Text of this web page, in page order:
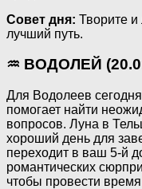
Совет дня: Творите
лучший путь.
♒ ВОДОЛЕЙ
Для Водолеев
помогает найти
вопросов. Луна в
хороший день для
переходит в ваш 5-й
романтических
чтобы провести